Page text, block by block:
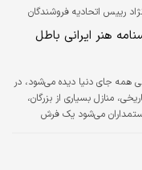
رییس اتحادیه فروشندگان
در گفتگو با دنیای اقتصاد
هنر ایرانی باطل
همه جای دنیا دیده می‌شود، در
منازل بسیاری از بزرگان،
می‌شود یک فرش